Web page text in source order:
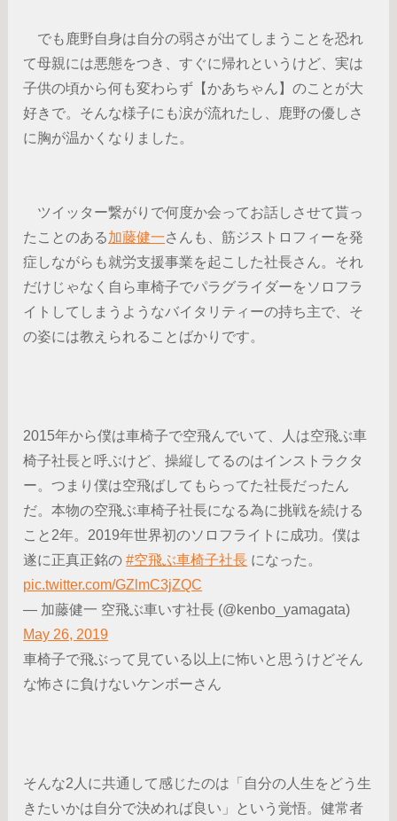
でも鹿野自身は自分の弱さが出てしまうことを恐れ
て母親には悪態をつき、すぐに帰れというけど、実は
子供の頃から何も変わらず【かあちゃん】のことが大
好きで。そんな様子にも涙が流れたし、鹿野の優しさ
に胸が温かくなりました。
ツイッター繋がりで何度か会ってお話しさせて貰っ
たことのある加藤健一さんも、筋ジストロフィーを発
症しながらも就労支援事業を起こした社長さん。それ
だけじゃなく自ら車椅子でパラグライダーをソロフラ
イトしてしまうようなバイタリティーの持ち主で、そ
の姿には教えられることばかりです。
2015年から僕は車椅子で空飛んでいて、人は空飛ぶ車
椅子社長と呼ぶけど、操縦してるのはインストラクタ
ー。つまり僕は空飛ばしてもらってた社長だったん
だ。本物の空飛ぶ車椅子社長になる為に挑戦を続ける
こと2年。2019年世界初のソロフライトに成功。僕は
遂に正真正銘の#空飛ぶ車椅子社長 になった。
pic.twitter.com/GZlmC3jZQC
— 加藤健一 空飛ぶ車いす社長 (@kenbo_yamagata)
May 26, 2019
車椅子で飛ぶって見ている以上に怖いと思うけどそん
な怖さに負けないケンボーさん
そんな2人に共通して感じたのは「自分の人生をどう生
きたいかは自分で決めれば良い」という覚悟。健常者